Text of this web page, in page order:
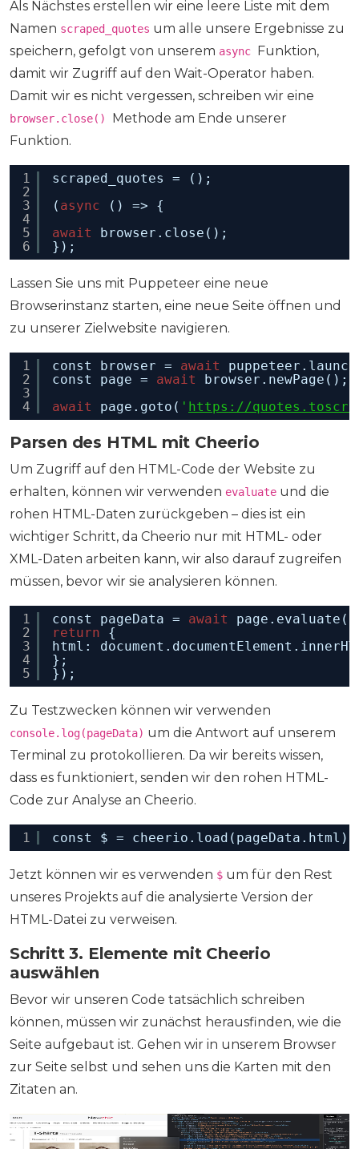
Als Nächstes erstellen wir eine leere Liste mit dem
Namen scraped_quotes um alle unsere Ergebnisse zu
speichern, gefolgt von unserem async
Funktion,
damit wir Zugriff auf den Wait-Operator haben.
Damit wir es nicht vergessen, schreiben wir eine
browser.close()
Methode am Ende unserer
Funktion.
1
2
3
4
5
6
scraped_quotes = ();
( async
() => {
await
browser.close();
});
Lassen Sie uns mit Puppeteer eine neue
Browserinstanz starten, eine neue Seite öffnen und
zu unserer Zielwebsite navigieren.
1
2
3
4
const browser = await
const page = await
browser.newPage();
await
page.goto( ' https://
Parsen des HTML mit Cheerio
Um Zugriff auf den HTML-Code der Website zu
erhalten, können wir verwenden evaluate und die
rohen HTML-Daten zurückgeben – dies ist ein
wichtiger Schritt, da Cheerio nur mit HTML- oder
XML-Daten arbeiten kann, wir also darauf zugreifen
müssen, bevor wir sie analysieren können.
1
2
3
4
5
const pageData = await
return
{
html:
};
});
Zu Testzwecken können wir verwenden
console.log(pageData) um die Antwort auf unserem
Terminal zu protokollieren. Da wir bereits wissen,
dass es funktioniert, senden wir den rohen HTML-
Code zur Analyse an Cheerio.
1 const $ = cheerio.load(pageData.html);
Jetzt können wir es verwenden $ um für den Rest
unseres Projekts auf die analysierte Version der
HTML-Datei zu verweisen.
Schritt 3. Elemente mit Cheerio
auswählen
Bevor wir unseren Code tatsächlich schreiben
können, müssen wir zunächst herausfinden, wie die
Seite aufgebaut ist. Gehen wir in unserem Browser
zur Seite selbst und sehen uns die Karten mit den
Zitaten an.